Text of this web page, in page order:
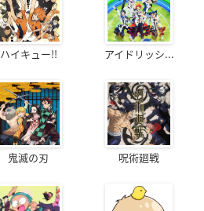
ハイキュー!! アイドリッシ...
鬼滅の刃 呪術廻戦